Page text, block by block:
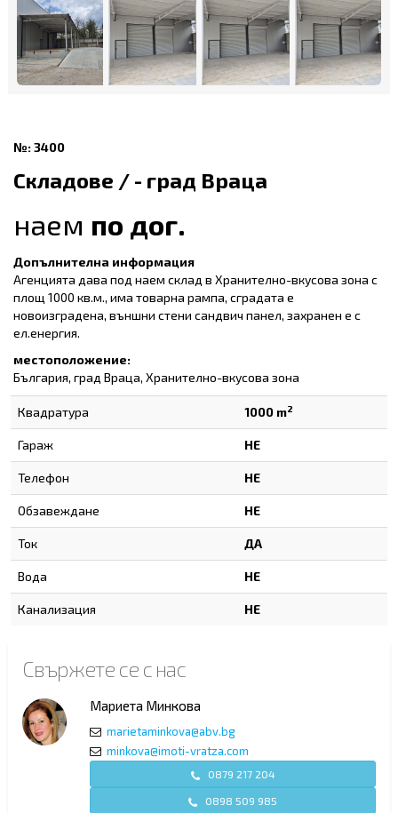
№: 3400
Складове / - град Враца
наем по дог.
Допълнителна информация
Агенцията дава под наем склад в Хранително-вкусова зона с
площ 1000 кв.м., има товарна рампа, сградата е
новоизградена, външни стени сандвич панел, захранен е с
ел.енергия.
местоположение:
България, град Враца, Хранително-вкусова зона
Квадратура 1000 m2
Гараж НЕ
Телефон НЕ
Обзавеждане НЕ
Ток ДА
Вода НЕ
Канализация НЕ
Свържете се с нас
Мариета Минкова
marietaminkova@abv.bg
minkova@imoti-vratza.com
0879 217 204
0898 509 985